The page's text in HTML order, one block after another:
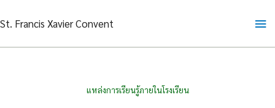
to
St. Francis Xavier Convent
แหล่งการเรียนรู้ภายในโรงเรียน